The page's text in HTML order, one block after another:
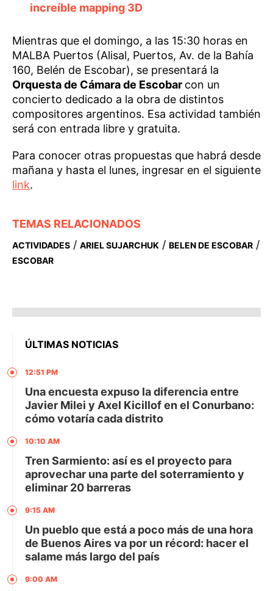
increíble mapping 3D
Mientras que el domingo, a las 15:30 horas en
MALBA Puertos (Alisal, Puertos, Av. de la Bahía
160, Belén de Escobar), se presentará la
Orquesta de Cámara de Escobar con un
concierto dedicado a la obra de distintos
compositores argentinos. Esa actividad también
será con entrada libre y gratuita.
Para conocer otras propuestas que habrá desde
mañana y hasta el lunes, ingresar en el siguiente
link.
TEMAS RELACIONADOS
ACTIVIDADES / ARIEL SUJARCHUK / BELEN DE ESCOBAR /
ESCOBAR
ÚLTIMAS NOTICIAS
12:51 PM
Una encuesta expuso la diferencia entre
Javier Milei y Axel Kicillof en el Conurbano:
cómo votaría cada distrito
10:10 AM
Tren Sarmiento: así es el proyecto para
aprovechar una parte del soterramiento y
eliminar 20 barreras
9:15 AM
Un pueblo que está a poco más de una hora
de Buenos Aires va por un récord: hacer el
salame más largo del país
9:00 AM